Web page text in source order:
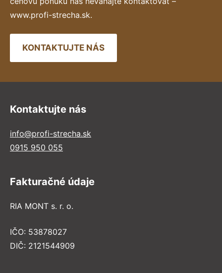
www.profi-strecha.sk.
KONTAKTUJTE NÁS
Kontaktujte nás
info@profi-strecha.sk
0915 950 055
Fakturačné údaje
RIA MONT s. r. o.
IČO: 53878027
DIČ: 2121544909